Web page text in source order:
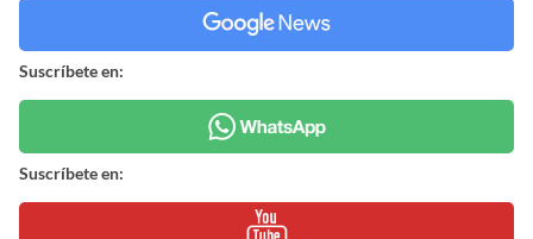
Suscríbete en:
Suscríbete en: